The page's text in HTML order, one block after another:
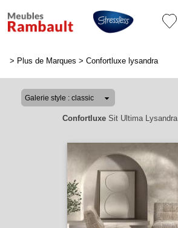
> Plus de Marques > Confortluxe lysandra
ConfortluxeSit Ultima Lysandra